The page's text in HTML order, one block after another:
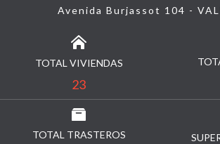
Avenida Burjassot 104 -
TOTAL VIVIENDAS
23
TOTAL TRASTEROS